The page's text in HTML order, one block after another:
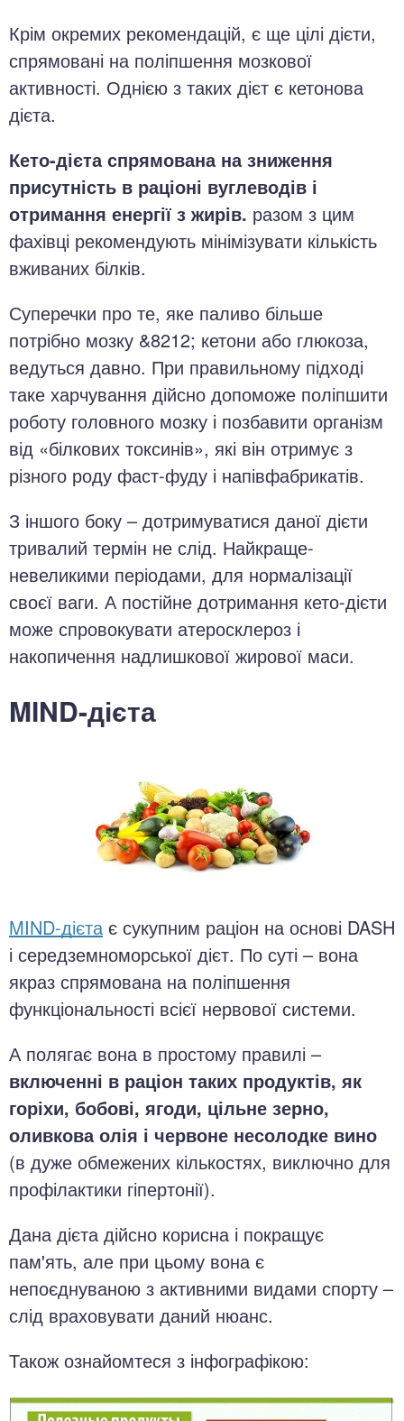
Крім окремих рекомендацій, є ще цілі дієти,
спрямовані на поліпшення мозкової
активності. Однією з таких дієт є кетонова
дієта.
Кето-дієта спрямована на зниження
присутність в раціоні вуглеводів і
отримання енергії з жирів. разом з цим
фахівці рекомендують мінімізувати кількість
вживаних білків.
Суперечки про те, яке паливо більше
потрібно мозку &8212; кетони або глюкоза,
ведуться давно. При правильному підході
таке харчування дійсно допоможе поліпшити
роботу головного мозку і позбавити організм
від «білкових токсинів», які він отримує з
різного роду фаст-фуду і напівфабрикатів.
З іншого боку – дотримуватися даної дієти
тривалий термін не слід. Найкраще-
невеликими періодами, для нормалізації
своєї ваги. А постійне дотримання кето-дієти
може спровокувати атеросклероз і
накопичення надлишкової жирової маси.
MIND-дієта
MIND-дієта є сукупним раціон на основі DASH
і середземноморської дієт. По суті – вона
якраз спрямована на поліпшення
функціональності всієї нервової системи.
А полягає вона в простому правилі –
включенні в раціон таких продуктів, як
горіхи, бобові, ягоди, цільне зерно,
оливкова олія і червоне несолодке вино
(в дуже обмежених кількостях, виключно для
профілактики гіпертонії).
Дана дієта дійсно корисна і покращує
пам'ять, але при цьому вона є
непоєднуваною з активними видами спорту –
слід враховувати даний нюанс.
Також ознайомтеся з інфографікою: